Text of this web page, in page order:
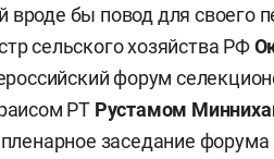
бы повод для своего
сельского хозяйства РФ
форум
РТ Рустамом
заседание